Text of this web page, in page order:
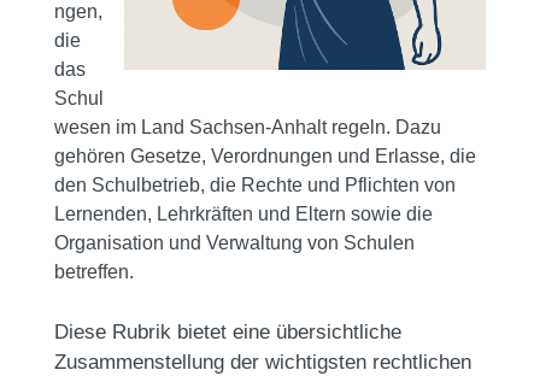
ngen,
die
das
Schul
wesen im Land Sachsen-Anhalt regeln. Dazu
gehören Gesetze, Verordnungen und Erlasse, die
den Schulbetrieb, die Rechte und Pflichten von
Lernenden, Lehrkräften und Eltern sowie die
Organisation und Verwaltung von Schulen
betreffen.
Diese Rubrik bietet eine übersichtliche
Zusammenstellung der wichtigsten rechtlichen